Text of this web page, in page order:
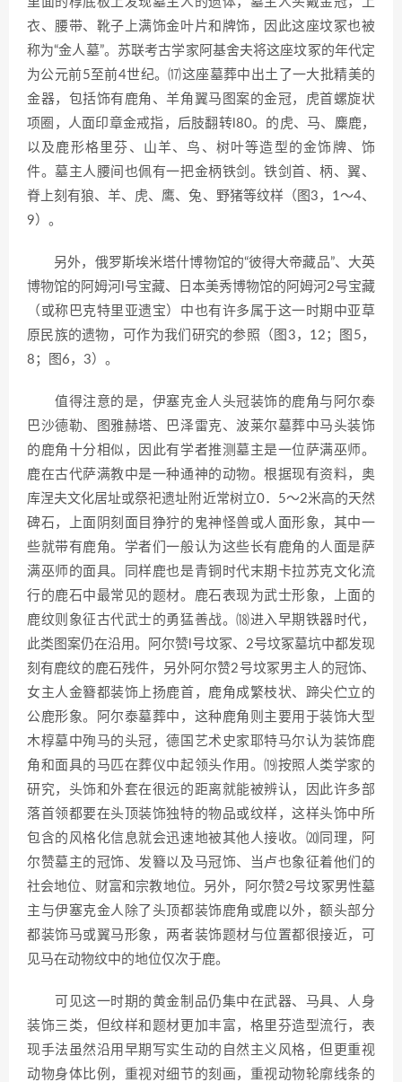
衣、腰带、靴子上满饰金叶片和牌饰，因此这座坟冢也被
称为“金人墓”。苏联考古学家阿基舍夫将这座坟冢的年代定
为公元前5至前4世纪。⒄这座墓葬中出土了一大批精美的
金器，包括饰有鹿角、羊角翼马图案的金冠，虎首螺旋状
项圈，人面印章金戒指，后肢翻转l80。的虎、马、麋鹿，
以及鹿形格里芬、山羊、鸟、树叶等造型的金饰牌、饰
件。墓主人腰间也佩有一把金柄铁剑。铁剑首、柄、翼、
脊上刻有狼、羊、虎、鹰、兔、野猪等纹样（图3，1～4、
9）。
另外，俄罗斯埃米塔什博物馆的“彼得大帝藏品”、大英
博物馆的阿姆河l号宝藏、日本美秀博物馆的阿姆河2号宝藏
（或称巴克特里亚遗宝）中也有许多属于这一时期中亚草
原民族的遗物，可作为我们研究的参照（图3，12；图5，
8；图6，3）。
值得注意的是，伊塞克金人头冠装饰的鹿角与阿尔泰
巴沙德勒、图雅赫塔、巴泽雷克、波莱尔墓葬中马头装饰
的鹿角十分相似，因此有学者推测墓主是一位萨满巫师。
鹿在古代萨满教中是一种通神的动物。根据现有资料，奥
库涅夫文化居址或祭祀遗址附近常树立0．5～2米高的天然
碑石，上面阴刻面目狰狞的鬼神怪兽或人面形象，其中一
些就带有鹿角。学者们一般认为这些长有鹿角的人面是萨
满巫师的面具。同样鹿也是青铜时代末期卡拉苏克文化流
行的鹿石中最常见的题材。鹿石表现为武士形象，上面的
鹿纹则象征古代武士的勇猛善战。⒅进入早期铁器时代，
此类图案仍在沿用。阿尔赞l号坟冢、2号坟冢墓坑中都发现
刻有鹿纹的鹿石残件，另外阿尔赞2号坟冢男主人的冠饰、
女主人金簪都装饰上扬鹿首，鹿角成繁枝状、蹄尖伫立的
公鹿形象。阿尔泰墓葬中，这种鹿角则主要用于装饰大型
木椁墓中殉马的头冠，德国艺术史家耶特马尔认为装饰鹿
角和面具的马匹在葬仪中起领头作用。⒆按照人类学家的
研究，头饰和外套在很远的距离就能被辨认，因此许多部
落首领都要在头顶装饰独特的物品或纹样，这样头饰中所
包含的风格化信息就会迅速地被其他人接收。⒇同理，阿
尔赞墓主的冠饰、发簪以及马冠饰、当卢也象征着他们的
社会地位、财富和宗教地位。另外，阿尔赞2号坟冢男性墓
主与伊塞克金人除了头顶都装饰鹿角或鹿以外，额头部分
都装饰马或翼马形象，两者装饰题材与位置都很接近，可
见马在动物纹中的地位仅次于鹿。
可见这一时期的黄金制品仍集中在武器、马具、人身
装饰三类，但纹样和题材更加丰富，格里芬造型流行，表
现手法虽然沿用早期写实生动的自然主义风格，但更重视
动物身体比例，重视对细节的刻画，重视动物轮廓线条的